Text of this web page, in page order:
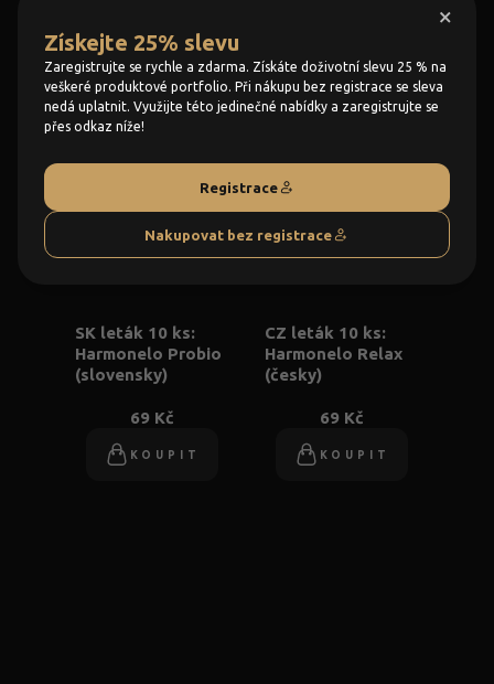
×
Získejte 25% slevu
Zaregistrujte se rychle a zdarma. Získáte doživotní slevu 25 % na
veškeré produktové portfolio. Při nákupu bez registrace se sleva
nedá uplatnit. Využijte této jedinečné nabídky a zaregistrujte se
přes odkaz níže!
Registrace
Nakupovat bez registrace
KOUPIT KOUPIT
SK leták 10 ks:
Harmonelo Probio
(slovensky)
69 Kč
KOUPIT
CZ leták 10 ks:
Harmonelo Relax
(česky)
69 Kč
KOUPIT